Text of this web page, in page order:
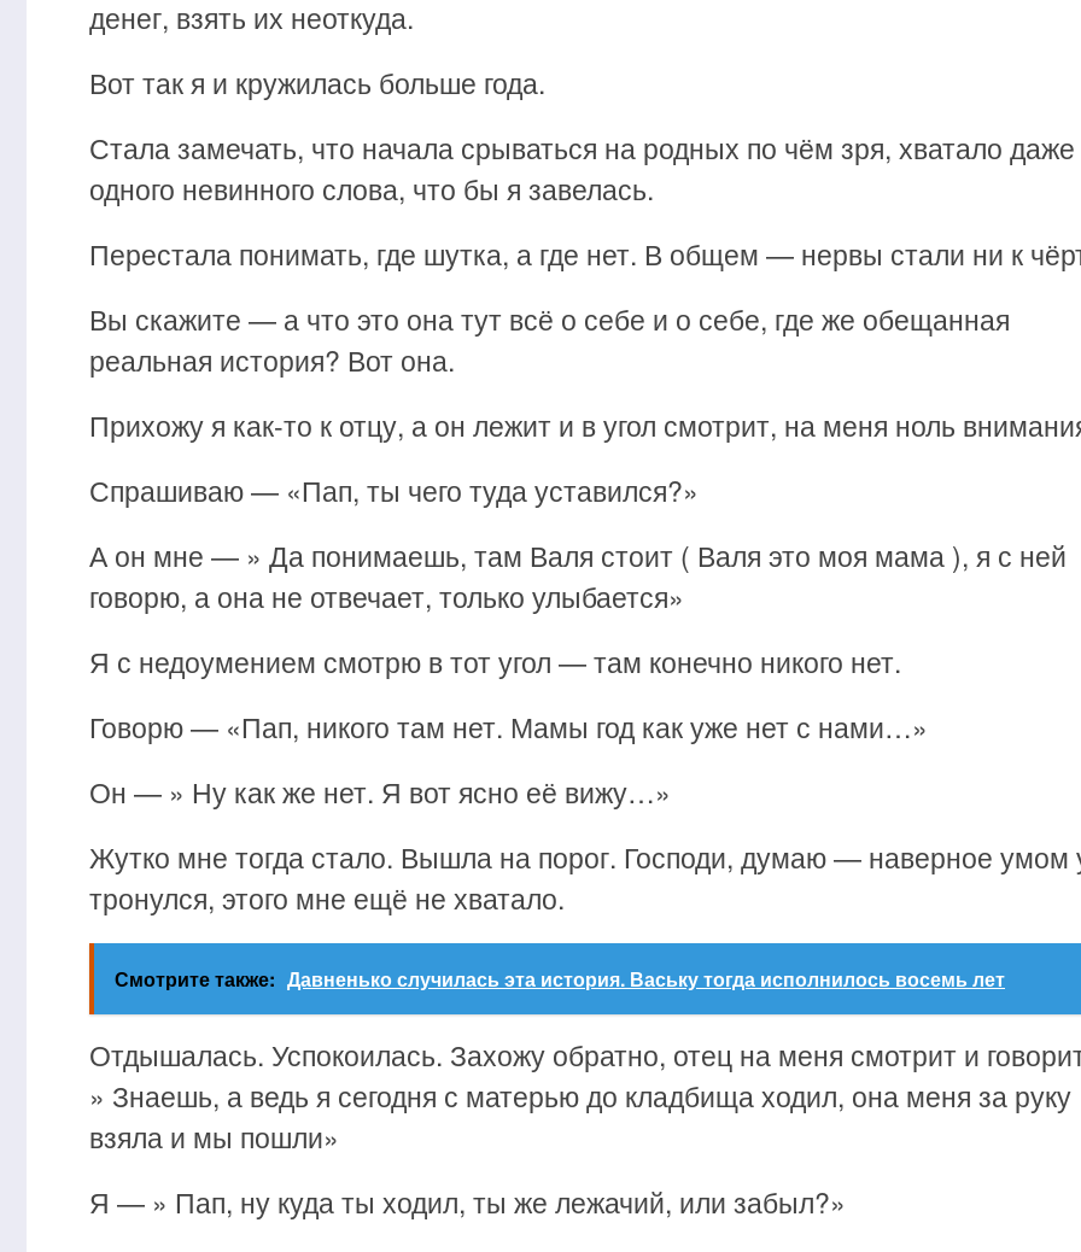
денег, взять их неоткуда.
Вот так я и кружилась больше года.
Стала замечать, что начала срываться на родных по чём зря, хватало даже
одного невинного слова, что бы я завелась.
Перестала понимать, где шутка, а где нет. В общем — нервы стали ни к
Вы скажите — а что это она тут всё о себе и о себе, где же обещанная
реальная история? Вот она.
Прихожу я как-то к отцу, а он лежит и в угол смотрит, на меня ноль
Спрашиваю — «Пап, ты чего туда уставился?»
А он мне — » Да понимаешь, там Валя стоит ( Валя это моя мама ), я с ней
говорю, а она не отвечает, только улыбается»
Я с недоумением смотрю в тот угол — там конечно никого нет.
Говорю — «Пап, никого там нет. Мамы год как уже нет с нами…»
Он — » Ну как же нет. Я вот ясно её вижу…»
Жутко мне тогда стало. Вышла на порог. Господи, думаю — наверное умом
тронулся, этого мне ещё не хватало.
Смотрите также: Давненько случилась эта история. Ваську тогда исполнилось восемь лет
Отдышалась. Успокоилась. Захожу обратно, отец на меня смотрит и
» Знаешь, а ведь я сегодня с матерью до кладбища ходил, она меня за руку
взяла и мы пошли»
Я — » Пап, ну куда ты ходил, ты же лежачий, или забыл?»